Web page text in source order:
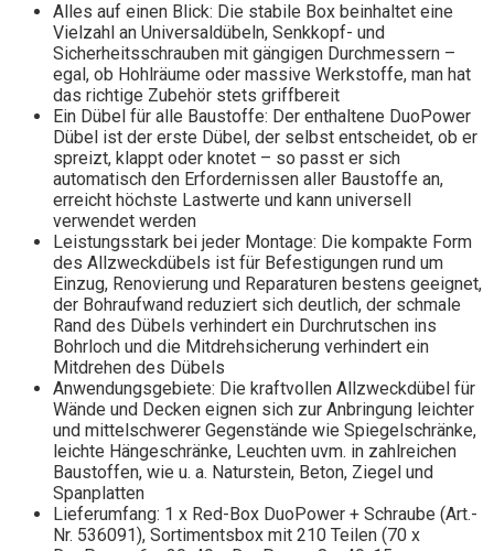
Alles auf einen Blick: Die stabile Box beinhaltet eine
Vielzahl an Universaldübeln, Senkkopf- und
Sicherheitsschrauben mit gängigen Durchmessern –
egal, ob Hohlräume oder massive Werkstoffe, man hat
das richtige Zubehör stets griffbereit
Ein Dübel für alle Baustoffe: Der enthaltene DuoPower
Dübel ist der erste Dübel, der selbst entscheidet, ob er
spreizt, klappt oder knotet – so passt er sich
automatisch den Erfordernissen aller Baustoffe an,
erreicht höchste Lastwerte und kann universell
verwendet werden
Leistungsstark bei jeder Montage: Die kompakte Form
des Allzweckdübels ist für Befestigungen rund um
Einzug, Renovierung und Reparaturen bestens geeignet,
der Bohraufwand reduziert sich deutlich, der schmale
Rand des Dübels verhindert ein Durchrutschen ins
Bohrloch und die Mitdrehsicherung verhindert ein
Mitdrehen des Dübels
Anwendungsgebiete: Die kraftvollen Allzweckdübel für
Wände und Decken eignen sich zur Anbringung leichter
und mittelschwerer Gegenstände wie Spiegelschränke,
leichte Hängeschränke, Leuchten uvm. in zahlreichen
Baustoffen, wie u. a. Naturstein, Beton, Ziegel und
Spanplatten
Lieferumfang: 1 x Red-Box DuoPower + Schraube (Art.-
Nr. 536091), Sortimentsbox mit 210 Teilen (70 x